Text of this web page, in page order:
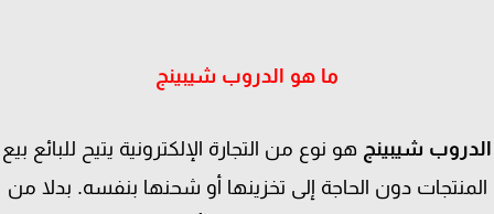
ما هو الدروب شيبينج
شيبينجهو نوع من التجارة الإلكترونية يتيح للبائع بيع
دون الحاجة إلى تخزينها أو شحنها بنفسه. بدلا من